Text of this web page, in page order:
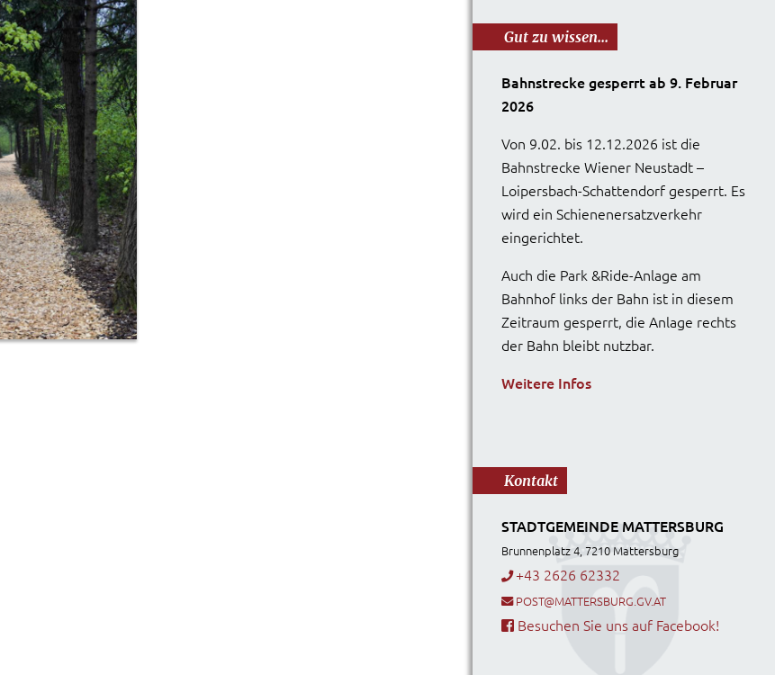
Gut zu wissen...
Bahnstrecke gesperrt ab 9. Februar
2026
Von 9.02. bis 12.12.2026 ist die
Bahnstrecke Wiener Neustadt –
Loipersbach-Schattendorf gesperrt. Es
wird ein Schienenersatzverkehr
eingerichtet.
Auch die Park &Ride-Anlage am
Bahnhof links der Bahn ist in diesem
Zeitraum gesperrt, die Anlage rechts
der Bahn bleibt nutzbar.
Weitere Infos
Kontakt
STADTGEMEINDE MATTERSBURG
Brunnenplatz 4, 7210 Mattersburg
+43 2626 62332
POST@MATTERSBURG.GV.AT
Besuchen Sie uns auf Facebook!